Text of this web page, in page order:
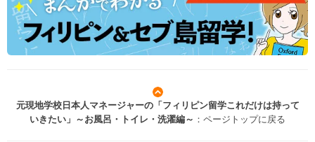
元現地学校日本人マネージャーの「フィリピン留学これだけは持って
いきたい」～お風呂・トイレ・洗濯編～ ：ページトップに戻る